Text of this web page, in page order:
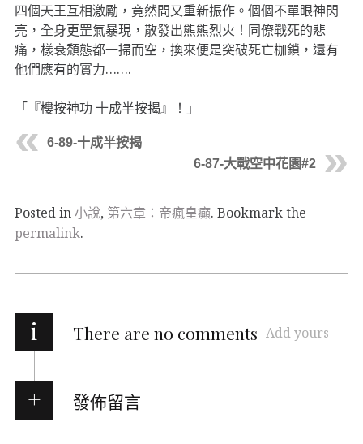
四個天王互相激勵，竟然間又重新振作。個個不單眼神閃
亮，全身更罡氣暴現，散發出熊熊烈火！同僚戰死的悲
痛，樣衰頹態都一掃而空，換來便是突破死亡枷鎖，還有
他們應有的實力…….
「『樓按神功 十成半按揭』！」
6-89-十成半按揭
6-87-大戰空中花園#2
Posted in小說, 第六章：帝瘋皇癲. Bookmark the
permalink.
i There are no comments Add yours
發佈留言